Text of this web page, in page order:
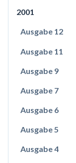
2001
Ausgabe 12
Ausgabe 11
Ausgabe 9
Ausgabe 7
Ausgabe 6
Ausgabe 5
Ausgabe 4